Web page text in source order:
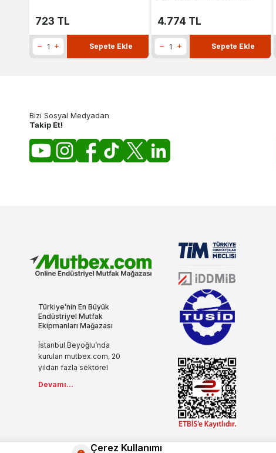
723 TL
Sepete Ekle
4.774 TL
Sepete Ekle
Bizi Sosyal Medyadan
Takip Et!
Türkiye’nin En Büyük
Endüstriyel Mutfak
Ekipmanları Mağazası
İstanbul Beyoğlu’nda
kurulan mutbex.com, 20
yıldan fazla sektörel
modern anlayışıyla
duyacağınız tüm mutfak
Devamı...
Çerez Kullanımı